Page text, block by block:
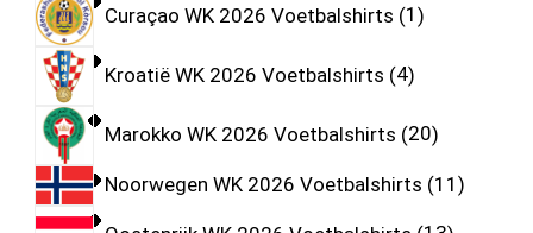
Curaçao WK 2026 Voetbalshirts 1
Kroatië WK 2026 Voetbalshirts 4
Marokko WK 2026 Voetbalshirts 20
Noorwegen WK 2026 Voetbalshirts 11